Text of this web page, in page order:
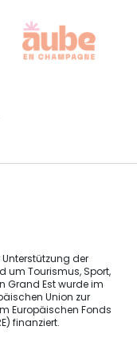
an
der
um Tourismus, Sport,
Grand Est wurde im
Union zur
Europäischen Fonds
finanziert.